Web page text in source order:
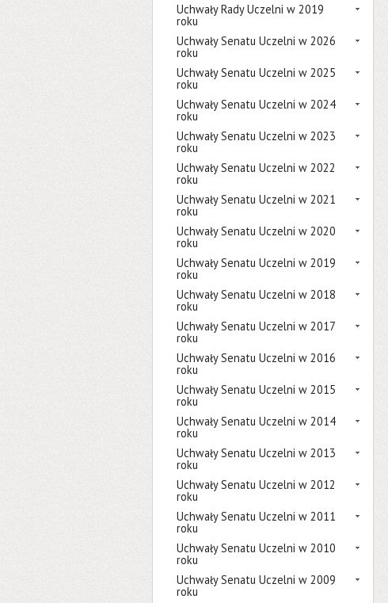
Uchwały Rady Uczelni w 2019
roku
Uchwały Senatu Uczelni w 2026
roku
Uchwały Senatu Uczelni w 2025
roku
Uchwały Senatu Uczelni w 2024
roku
Uchwały Senatu Uczelni w 2023
roku
Uchwały Senatu Uczelni w 2022
roku
Uchwały Senatu Uczelni w 2021
roku
Uchwały Senatu Uczelni w 2020
roku
Uchwały Senatu Uczelni w 2019
roku
Uchwały Senatu Uczelni w 2018
roku
Uchwały Senatu Uczelni w 2017
roku
Uchwały Senatu Uczelni w 2016
roku
Uchwały Senatu Uczelni w 2015
roku
Uchwały Senatu Uczelni w 2014
roku
Uchwały Senatu Uczelni w 2013
roku
Uchwały Senatu Uczelni w 2012
roku
Uchwały Senatu Uczelni w 2011
roku
Uchwały Senatu Uczelni w 2010
roku
Uchwały Senatu Uczelni w 2009
roku